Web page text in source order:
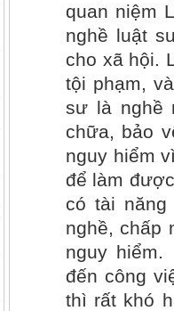
quan niệm
nghề luật
cho xã hội.
tội phạm,
sư là nghề
chữa, bảo
nguy hiểm
để làm
có tài năng
nghề, chấp
nguy
đến công
thì rất khó